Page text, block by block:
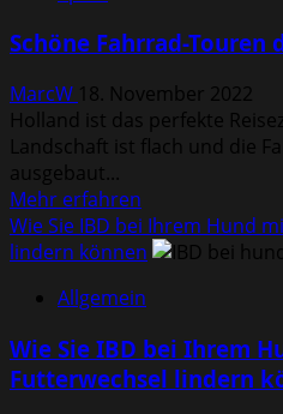
Großstädten
Schöne Fahrrad-Touren
MarcW 18. November 2022
Holland ist das perfekte
Landschaft ist flach und die
ausgebaut...
Mehr erfahren
Informationen
über
Fahrrad-
durch
Holland
Wie Sie IBD bei Ihrem Hund
lindern können
Allgemein
Wie Sie IBD bei Ihrem
Futterwechsel lindern